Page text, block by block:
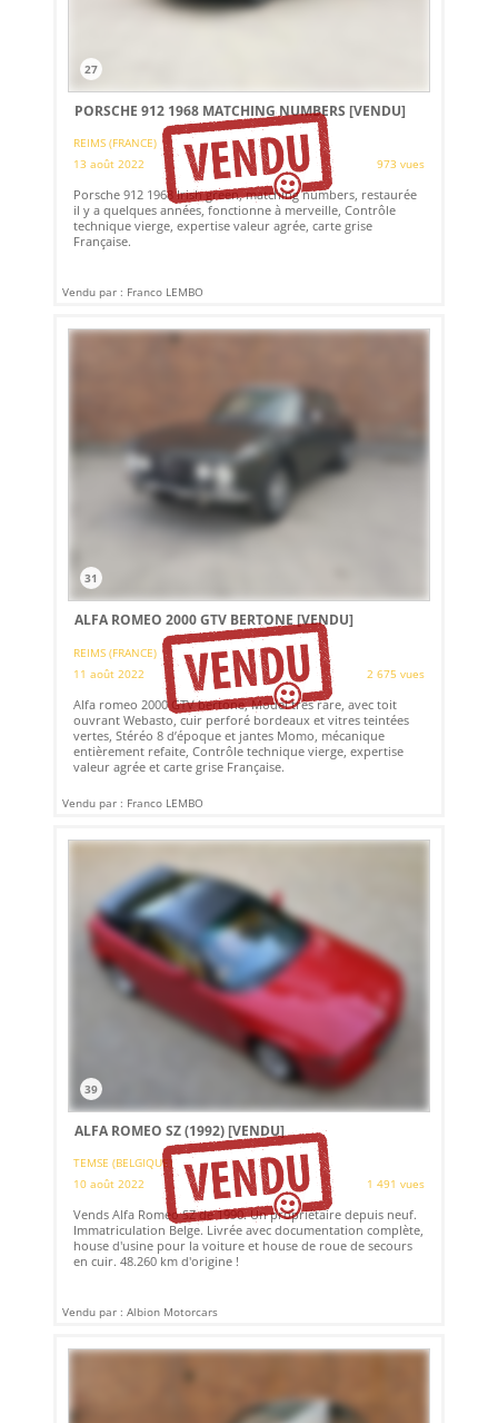
27
PORSCHE 912 1968 MATCHING NUMBERS [VENDU]
REIMS (FRANCE)
13 août 2022
973 vues
Porsche 912 1968 Irish green, matching numbers, restaurée
il y a quelques années, fonctionne à merveille, Contrôle
technique vierge, expertise valeur agrée, carte grise
Française.
Vendu par : Franco LEMBO
31
ALFA ROMEO 2000 GTV BERTONE[VENDU]
REIMS (FRANCE)
11 août 2022
2 675 vues
Alfa romeo 2000 GTV bertone, Model très rare, avec toit
ouvrant Webasto, cuir perforé bordeaux et vitres teintées
vertes, Stéréo 8 d’époque et jantes Momo, mécanique
entièrement refaite, Contrôle technique vierge, expertise
valeur agrée et carte grise Française.
Vendu par : Franco LEMBO
39
ALFA ROMEO SZ (1992)[VENDU]
TEMSE (BELGIQUE)
10 août 2022
1 491 vues
Vends Alfa Romeo SZ de 1990. Un propriétaire depuis neuf.
Immatriculation Belge. Livrée avec documentation complète,
house d'usine pour la voiture et house de roue de secours
en cuir. 48.260 km d'origine !
Vendu par : Albion Motorcars